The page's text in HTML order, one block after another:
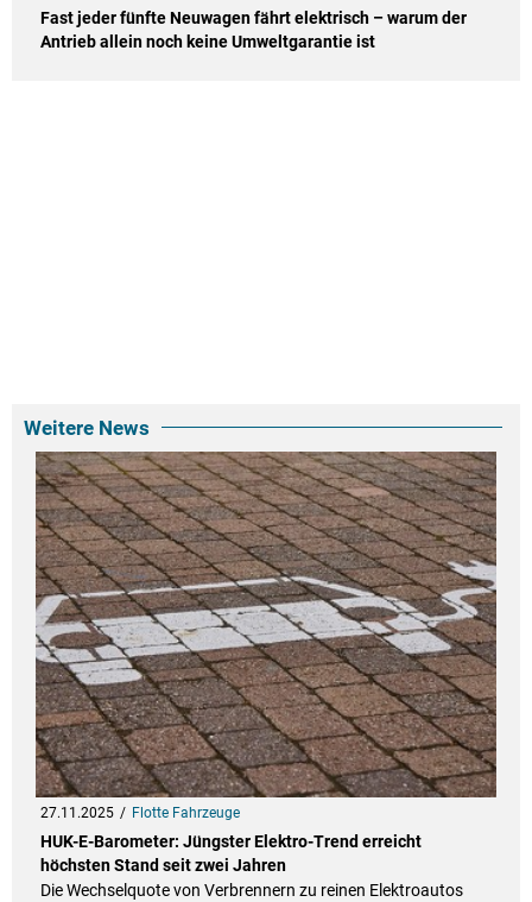
Fast jeder fünfte Neuwagen fährt elektrisch – warum der
Antrieb allein noch keine Umweltgarantie ist
Weitere News
27.11.2025 Flotte Fahrzeuge
HUK-E-Barometer: Jüngster Elektro-Trend erreicht
höchsten Stand seit zwei Jahren
Die Wechselquote von Verbrennern zu reinen Elektroautos